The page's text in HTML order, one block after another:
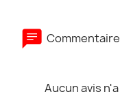
Aucun avis